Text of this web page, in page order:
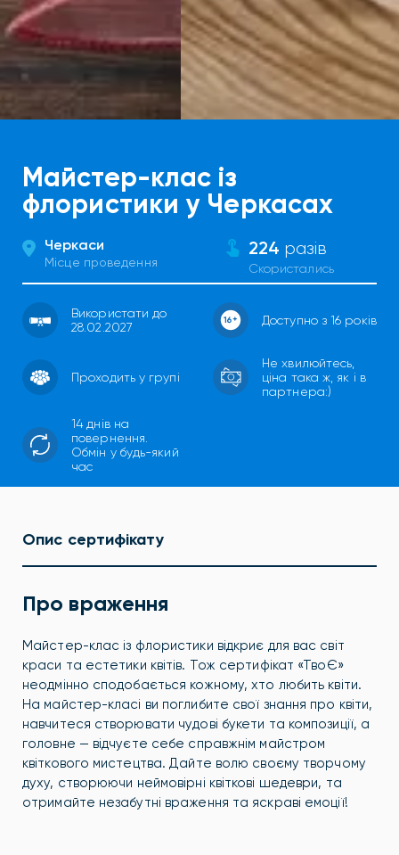
Майстер-клас із
флористики у Черкасах
Черкаси
Місце проведення
224 разів
Скористались
Використати до
28.02.2027
Доступно з 16 років
Проходить у групі
Не хвилюйтесь,
ціна така ж, як і в
партнера:)
14 днів на
повернення.
Обмін у будь-який
час
Опис сертифікату
Про враження
Майстер-клас із флористики відкриє для вас світ
краси та естетики квітів. Тож сертифікат «ТвоЄ»
неодмінно сподобається кожному, хто любить квіти.
На майстер-класі ви поглибите свої знання про квіти,
навчитеся створювати чудові букети та композиції, а
головне — відчуєте себе справжнім майстром
квіткового мистецтва. Дайте волю своєму творчому
духу, створюючи неймовірні квіткові шедеври, та
отримайте незабутні враження та яскраві емоції!